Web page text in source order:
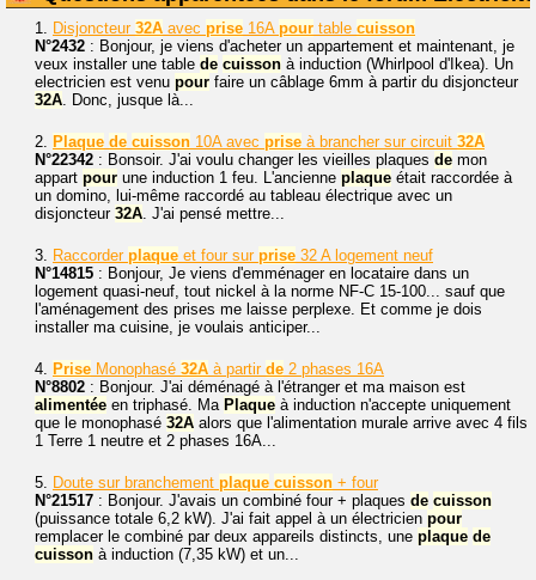
1. Disjoncteur 32A avec prise 16A pour table cuisson
N°2432 : Bonjour, je viens d'acheter un appartement et maintenant, je
veux installer une table de cuisson à induction (Whirlpool d'Ikea). Un
electricien est venu pour faire un câblage 6mm à partir du disjoncteur
32A. Donc, jusque là...
2. Plaque de cuisson 10A avec prise à brancher sur circuit 32A
N°22342 : Bonsoir. J'ai voulu changer les vieilles plaques de mon
appart pour une induction 1 feu. L'ancienne plaque était raccordée à
un domino, lui-même raccordé au tableau électrique avec un
disjoncteur 32A. J'ai pensé mettre...
3. Raccorder plaque et four sur prise 32 A logement neuf
N°14815 : Bonjour, Je viens d'emménager en locataire dans un
logement quasi-neuf, tout nickel à la norme NF-C 15-100... sauf que
l'aménagement des prises me laisse perplexe. Et comme je dois
installer ma cuisine, je voulais anticiper...
4. Prise Monophasé 32A à partir de 2 phases 16A
N°8802 : Bonjour. J'ai déménagé à l'étranger et ma maison est
alimentée en triphasé. Ma Plaque à induction n'accepte uniquement
que le monophasé 32A alors que l'alimentation murale arrive avec 4 fils
1 Terre 1 neutre et 2 phases 16A...
5. Doute sur branchement plaque cuisson + four
N°21517 : Bonjour. J'avais un combiné four + plaques de cuisson
(puissance totale 6,2 kW). J'ai fait appel à un électricien pour
remplacer le combiné par deux appareils distincts, une plaque de
cuisson à induction (7,35 kW) et un...